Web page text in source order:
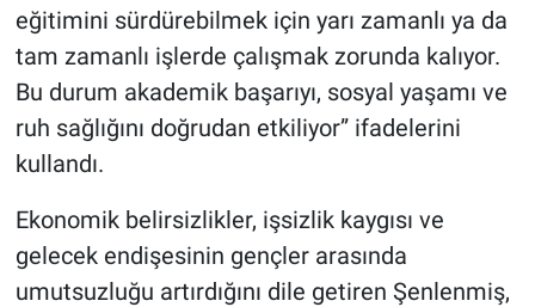
eğitimini sürdürebilmek için yarı zamanlı ya da
tam zamanlı işlerde çalışmak zorunda kalıyor.
Bu durum akademik başarıyı, sosyal yaşamı ve
ruh sağlığını doğrudan etkiliyor” ifadelerini
kullandı.
Ekonomik belirsizlikler, işsizlik kaygısı ve
gelecek endişesinin gençler arasında
umutsuzluğu artırdığını dile getiren Şenlenmiş,